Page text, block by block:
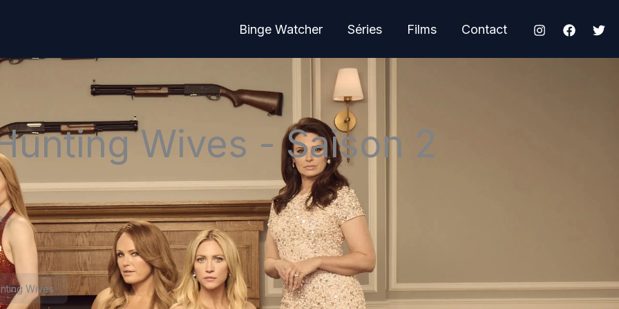
Binge Watcher Séries Films Contact
Wives - Saison 2
Wives